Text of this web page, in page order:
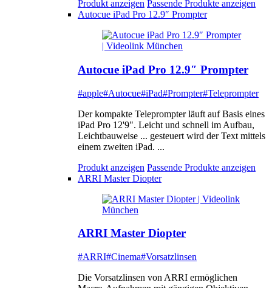
Produkt anzeigen Passende Produkte anzeigen
Autocue iPad Pro 12.9″ Prompter
Autocue iPad Pro 12.9″ Prompter
#apple#Autocue#iPad#Prompter#Teleprompter
Der kompakte Teleprompter läuft auf Basis eines
iPad Pro 12'9". Leicht und schnell im Aufbau,
Leichtbauweise ... gesteuert wird der Text mittels
einem zweiten iPad. ...
Produkt anzeigen Passende Produkte anzeigen
ARRI Master Diopter
ARRI Master Diopter
#ARRI#Cinema#Vorsatzlinsen
Die Vorsatzlinsen von ARRI ermöglichen